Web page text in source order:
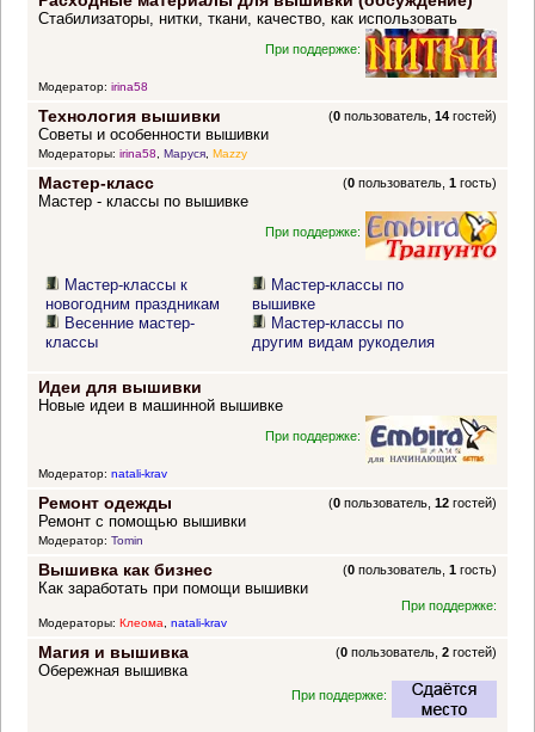
Стабилизаторы, нитки, ткани, качество, как использовать
При поддержке:
Модератор: irina58
Технология вышивки (0 пользователь,14 гостей)
Советы и особенности вышивки
Модераторы: irina58, Маруся, Mazzy
Мастер-класс (0 пользователь,1 гость)
Мастер - классы по вышивке
При поддержке:
Мастер-классы к
новогодним праздникам
Весенние мастер-
классы
Мастер-классы по
вышивке
Мастер-классы по
другим видам рукоделия
Идеи для вышивки
Новые идеи в машинной вышивке
При поддержке:
Модератор: natali-krav
Ремонт одежды (0 пользователь,12 гостей)
Ремонт с помощью вышивки
Модератор: Tomin
Вышивка как бизнес (0 пользователь,1 гость)
Как заработать при помощи вышивки
При поддержке:
Модераторы: Клеома, natali-krav
Магия и вышивка (0 пользователь,2 гостей)
Обережная вышивка
При поддержке: